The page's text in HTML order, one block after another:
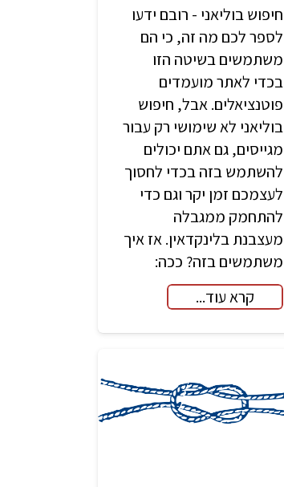
חיפוש בוליאני - רובם ידעו
לספר לכם מה זה, כי הם
משתמשים בשיטה הזו
בכדי לאתר מועמדים
פוטנציאלים. אבל, חיפוש
בוליאני לא שימושי רק עבור
מגייסים, גם אתם יכולים
להשתמש בזה בכדי לחסוך
לעצמכם זמן יקר וגם כדי
להתחמק ממגבלה
מעצבנת בלינקדאין. אז איך
משתמשים בזה? ככה:
קרא עוד...